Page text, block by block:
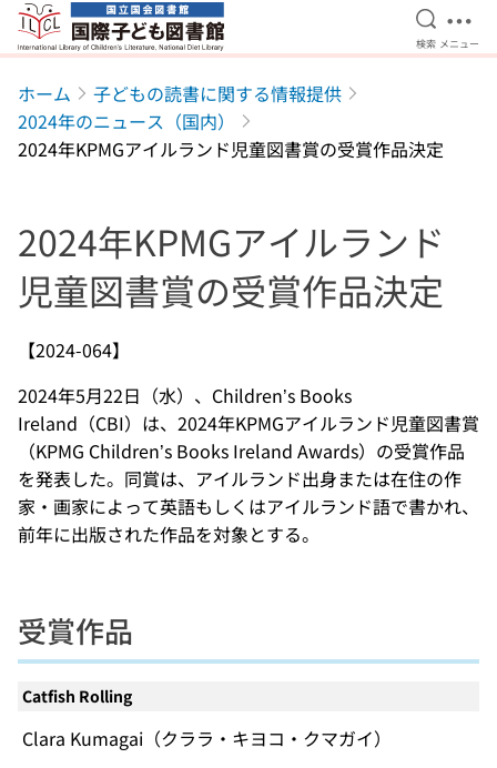
本文へ移動
検索を
検索 メ
メニュー
ホーム
子どもの読書に関する情報提供
2024年のニュース（国内）
2024年KPMGアイルランド児童図書賞の受賞作品決定
2024年KPMGアイルランド
児童図書賞の受賞作品決定
【2024-064】
2024年5月22日（水）、Children’s Books
Ireland（CBI）は、2024年KPMGアイルランド児童図書賞
（KPMG Children’s Books Ireland Awards）の受賞作品
を発表した。同賞は、アイルランド出身または在住の作
家・画家によって英語もしくはアイルランド語で書かれ、
前年に出版された作品を対象とする。
受賞作品
Catfish Rolling
Clara Kumagai（クララ・キヨコ・クマガイ）